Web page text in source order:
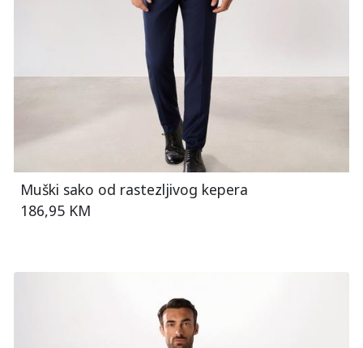
Muški sako od rastezljivog kepera
186,95 KM